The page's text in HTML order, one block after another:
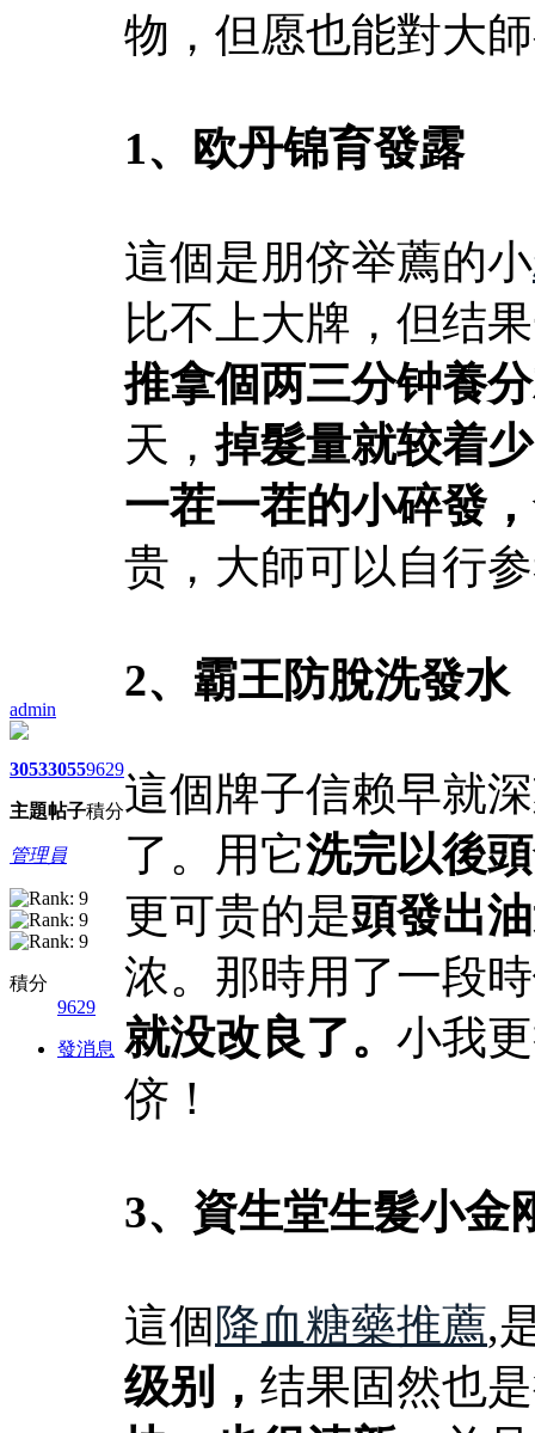
admin
3053
主題
3055
帖子
9629
積分
管理員
積分
9629
發消息
物，但愿也能對大
1、 欧丹锦育發露
這個是朋侪举薦的小
比不上大牌，但结
推拿個两三分钟養
天，掉髮量就较着
一茬一茬的小碎發
贵，大師可以自行
2、 霸王防脫洗發水
這個牌子信赖早就
了。用它洗完以後
更可贵的是頭發出
浓。那時用了一段
就没改良了。 小我
侪！
3、 資生堂生髮小金
這個降血糖藥推薦,
级别， 结果固然也